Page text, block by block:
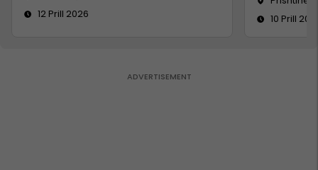
12 Prill 2026
10 Prill